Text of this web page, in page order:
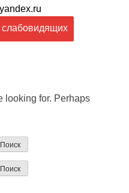
looking for. Perhaps